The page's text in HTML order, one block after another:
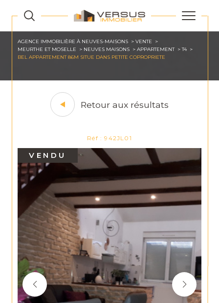
AGENCE IMMOBILIÈRE À NEUVES-MAISONS
VENTE
MEURTHE ET MOSELLE
NEUVES MAISONS APPARTEMENT
T4
BEL APPARTEMENT 86M SITUE DANS PETITE COPROPRIETE
Retour aux résultats
Réf : 942JL01
VENDU